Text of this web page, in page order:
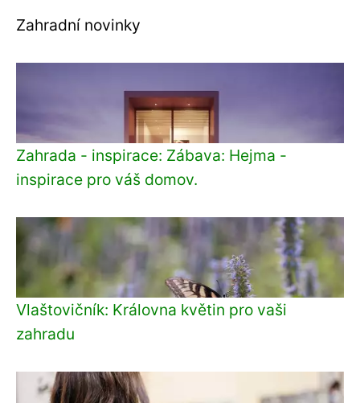
Zahradní novinky
Zahrada - inspirace: Zábava: Hejma -
inspirace pro váš domov.
Vlaštovičník: Královna květin pro vaši
zahradu